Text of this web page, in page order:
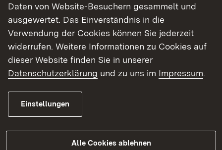
Durch die enge Verknüpfung von betrieblicher
Praxis im Ausbildungsbetrieb und dem Studium
an der Hochschule erwerben die Studierenden /
Auszubildenden umfangreiche praxisbezogene
Kenntnisse und Fertigkeiten. Der Studiengang
PferdewirtschaftPLUSschafft damit optimale
Zukunft in der Pferdebranche.​​
Weitere Informationen
Daten von Website-Besuchern gesammelt und
ausgewertet. Das Einverständnis in die
Verwendung der Cookies können Sie jederzeit
widerrufen. Weitere Informationen zu Cookies auf
dieser Website finden Sie in unserer
Datenschutzerklärung und zu uns im Impressum.
Einstellungen
Alle Cookies ablehnen